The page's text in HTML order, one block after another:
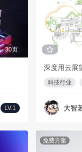
30页
LV.1
深度用云展
科技行业
大智
免费方案